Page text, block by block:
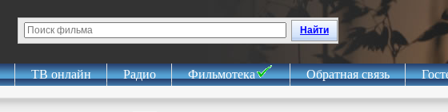
Найти
ТВ онлайн Радио Фильмотека Обратная связь